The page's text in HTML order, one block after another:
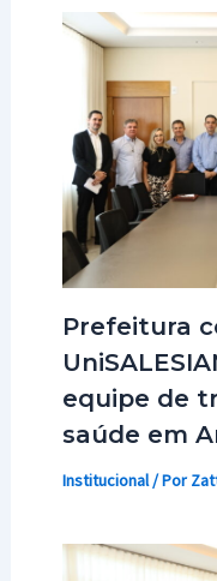
Prefeitura
equipe de
saúde em
Institucional/ Por